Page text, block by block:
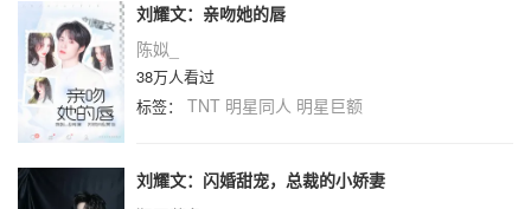
刘耀文：亲吻她的唇
陈姒_
38万人看过
标签： TNT 明星同人 明星巨额
刘耀文：闪婚甜宠，总裁的小娇妻